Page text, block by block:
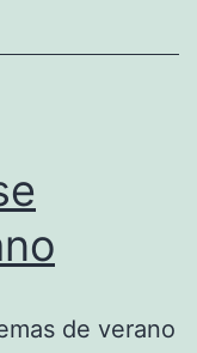
de verano